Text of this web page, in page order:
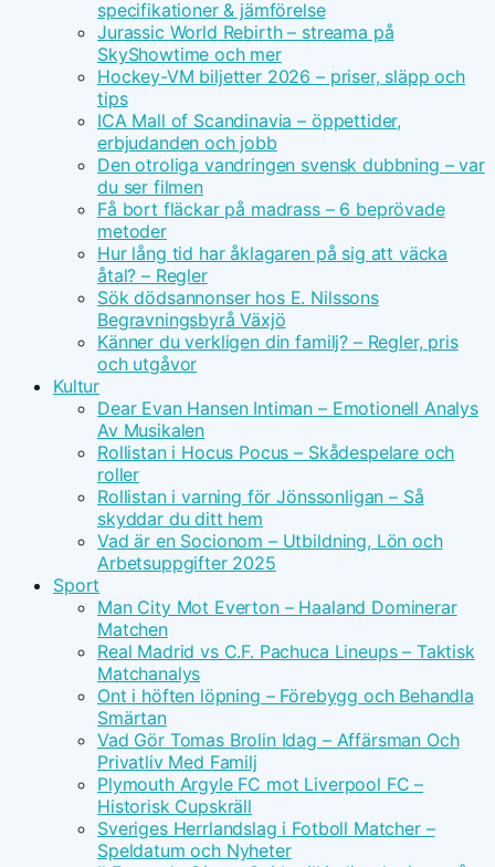
specifikationer & jämförelse
Jurassic World Rebirth – streama på
SkyShowtime och mer
Hockey-VM biljetter 2026 – priser, släpp och
tips
ICA Mall of Scandinavia – öppettider,
erbjudanden och jobb
Den otroliga vandringen svensk dubbning – var
du ser filmen
Få bort fläckar på madrass – 6 beprövade
metoder
Hur lång tid har åklagaren på sig att väcka
åtal? – Regler
Sök dödsannonser hos E. Nilssons
Begravningsbyrå Växjö
Känner du verkligen din familj? – Regler, pris
och utgåvor
Kultur
Dear Evan Hansen Intiman – Emotionell Analys
Av Musikalen
Rollistan i Hocus Pocus – Skådespelare och
roller
Rollistan i varning för Jönssonligan – Så
skyddar du ditt hem
Vad är en Socionom – Utbildning, Lön och
Arbetsuppgifter 2025
Sport
Man City Mot Everton – Haaland Dominerar
Matchen
Real Madrid vs C.F. Pachuca Lineups – Taktisk
Matchanalys
Ont i höften löpning – Förebygg och Behandla
Smärtan
Vad Gör Tomas Brolin Idag – Affärsman Och
Privatliv Med Familj
Plymouth Argyle FC mot Liverpool FC –
Historisk Cupskräll
Sveriges Herrlandslag i Fotboll Matcher –
Speldatum och Nyheter